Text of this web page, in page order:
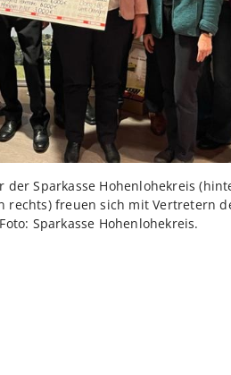
Sparkasse Hohenlohekreis
rechts) freuen sich mit Vertretern
Sparkasse Hohenlohekreis.